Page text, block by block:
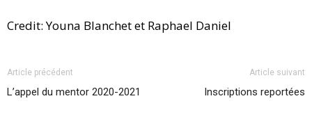
Credit: Youna Blanchet et Raphael Daniel
Article précédent
L’appel du mentor 2020-2021
Article suivant
Inscriptions reportées